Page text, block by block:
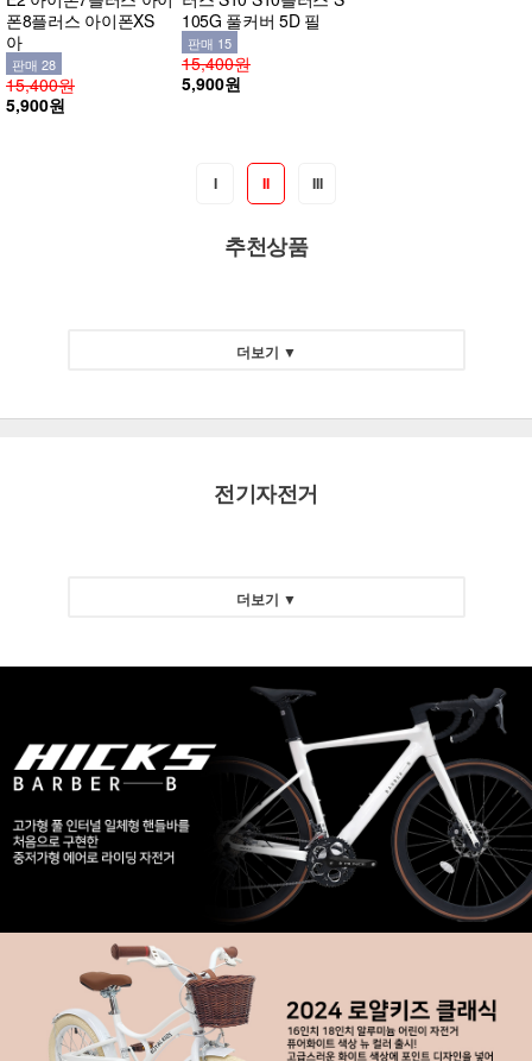
폰8플러스 아이폰XS
아
판매 28
15,400원
5,900원
105G 풀커버 5D 필
판매 15
15,400원
5,900원
I II III
추천상품
더보기 ▼
전기자전거
더보기 ▼